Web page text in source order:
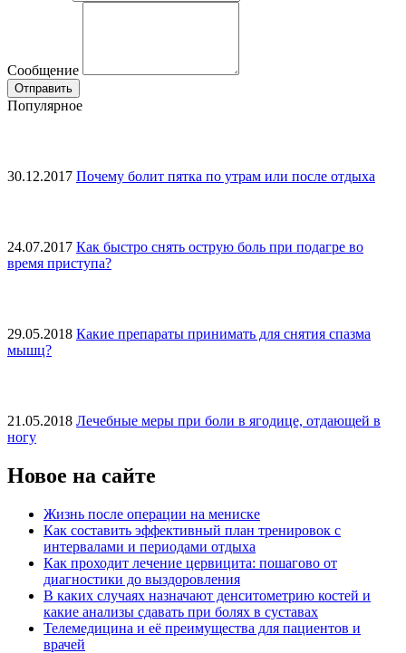
Сообщение
Популярное
30.12.2017 Почему болит пятка по утрам или после отдыха
24.07.2017 Как быстро снять острую боль при подагре во
время приступа?
29.05.2018 Какие препараты принимать для снятия спазма
мышц?
21.05.2018 Лечебные меры при боли в ягодице, отдающей в
ногу
Новое на сайте
Жизнь после операции на мениске
Как составить эффективный план тренировок с
интервалами и периодами отдыха
Как проходит лечение цервицита: пошагово от
диагностики до выздоровления
В каких случаях назначают денситометрию костей и
какие анализы сдавать при болях в суставах
Телемедицина и её преимущества для пациентов и
врачей